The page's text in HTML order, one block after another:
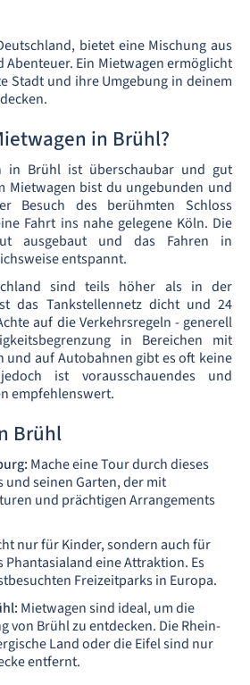
bietet eine Mischung aus
Abenteuer. Ein Mietwagen ermöglicht
Stadt und ihre Umgebung in deinem
in Brühl?
in Brühl ist überschaubar und gut
Mietwagen bist du ungebunden und
Besuch des berühmten Schloss
Fahrt ins nahe gelegene Köln. Die
ausgebaut und das Fahren in
entspannt.
sind teils höher als in der
das Tankstellennetz dicht und 24
auf die Verkehrsregeln - generell
in Bereichen mit
und auf Autobahnen gibt es oft keine
ist vorausschauendes und
empfehlenswert.
Brühl
Mache eine Tour durch dieses
und seinen Garten, der mit
und prächtigen Arrangements
nur für Kinder, sondern auch für
Phantasialand eine Attraktion. Es
Freizeitparks in Europa.
Mietwagen sind ideal, um die
von Brühl zu entdecken. Die Rhein-
Land oder die Eifel sind nur
entfernt.